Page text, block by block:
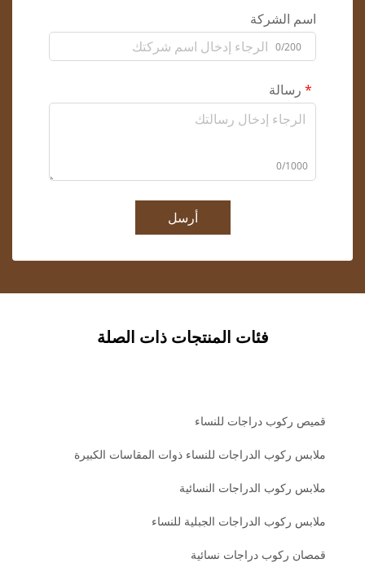
اسم الشركة
0/200
رسالة
0/1000
أرسل
فئات المنتجات ذات الصلة
قميص ركوب دراجات للنساء
ملابس ركوب الدراجات للنساء ذوات المقاسات الكبيرة
ملابس ركوب الدراجات النسائية
ملابس ركوب الدراجات الجبلية للنساء
قمصان ركوب دراجات نسائية